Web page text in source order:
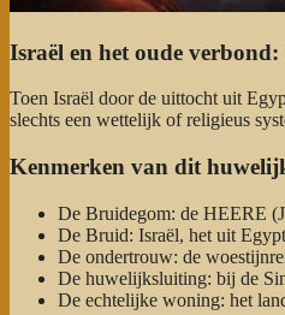
Israël en het oude
Toen Israël door de uittocht uit
slechts een wettelijk of religieus
Kenmerken van dit
De Bruidegom: de HEERE
De Bruid: Israël, het uit
De ondertrouw: de
De huwelijksluiting: bij de
De echtelijke woning: het